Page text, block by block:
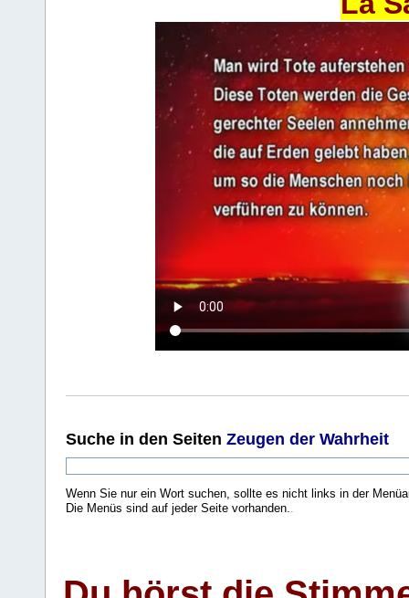
Suche in den Seiten Zeugen der Wahrheit
Wenn Sie nur ein Wort suchen, sollte es nicht links in der
Die Menüs sind auf jeder Seite vorhanden..